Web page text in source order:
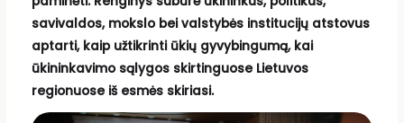
savivaldos, mokslo bei valstybės institucijų atstovus
aptarti, kaip užtikrinti ūkių gyvybingumą, kai
ūkininkavimo sąlygos skirtinguose Lietuvos
regionuose iš esmės skiriasi.